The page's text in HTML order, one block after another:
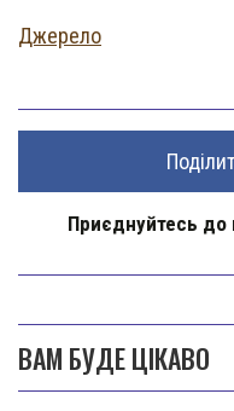
Джерело
Приєднуйтесь до
ВАМ БУДЕ ЦІКАВО